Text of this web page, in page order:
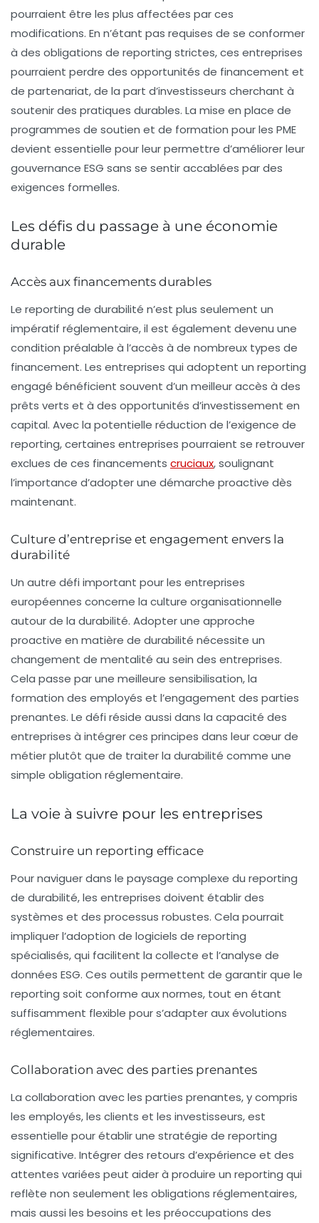
pourraient être les plus affectées par ces
modifications. En n’étant pas requises de se conformer
à des obligations de reporting strictes, ces entreprises
pourraient perdre des opportunités de financement et
de partenariat, de la part d’investisseurs cherchant à
soutenir des pratiques durables. La mise en place de
programmes de soutien et de formation pour les PME
devient essentielle pour leur permettre d’améliorer leur
gouvernance ESG sans se sentir accablées par des
exigences formelles.
Les défis du passage à une économie
durable
Accès aux financements durables
Le reporting de durabilité n’est plus seulement un
impératif réglementaire, il est également devenu une
condition préalable à l’accès à de nombreux types de
financement. Les entreprises qui adoptent un reporting
engagé bénéficient souvent d’un meilleur accès à des
prêts verts et à des opportunités d’investissement en
capital. Avec la potentielle réduction de l’exigence de
reporting, certaines entreprises pourraient se retrouver
exclues de ces financements cruciaux, soulignant
l’importance d’adopter une démarche proactive dès
maintenant.
Culture d’entreprise et engagement envers la
durabilité
Un autre défi important pour les entreprises
européennes concerne la culture organisationnelle
autour de la durabilité. Adopter une approche
proactive en matière de durabilité nécessite un
changement de mentalité au sein des entreprises.
Cela passe par une meilleure sensibilisation, la
formation des employés et l’engagement des parties
prenantes. Le défi réside aussi dans la capacité des
entreprises à intégrer ces principes dans leur cœur de
métier plutôt que de traiter la durabilité comme une
simple obligation réglementaire.
La voie à suivre pour les entreprises
Construire un reporting efficace
Pour naviguer dans le paysage complexe du reporting
de durabilité, les entreprises doivent établir des
systèmes et des processus robustes. Cela pourrait
impliquer l’adoption de logiciels de reporting
spécialisés, qui facilitent la collecte et l’analyse de
données ESG. Ces outils permettent de garantir que le
reporting soit conforme aux normes, tout en étant
suffisamment flexible pour s’adapter aux évolutions
réglementaires.
Collaboration avec des parties prenantes
La collaboration avec les parties prenantes, y compris
les employés, les clients et les investisseurs, est
essentielle pour établir une stratégie de reporting
significative. Intégrer des retours d’expérience et des
attentes variées peut aider à produire un reporting qui
reflète non seulement les obligations réglementaires,
mais aussi les besoins et les préoccupations des